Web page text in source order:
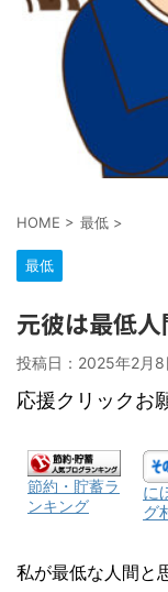
HOME > 最低 >
最低
元彼は最低人
投稿日： 2025年2月8
応援クリックお
節約・貯蓄ラ
ンキング
に
グ
私が最低な人間と